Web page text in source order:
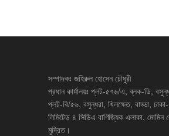
সম্পাদকঃ জহিরুল হোসেন চৌধুরী
প্রধান কার্যালয়ঃ প্লট-৫৭৬/এ, ব্লক-ডি,
প্লট-বি/৫৬, বসুন্ধরা, খিলক্ষেত, বাড্ডা,
লিমিটেড ৪ সিডিএ বাণিজ্যিক এলাকা,
মুদ্রিত।